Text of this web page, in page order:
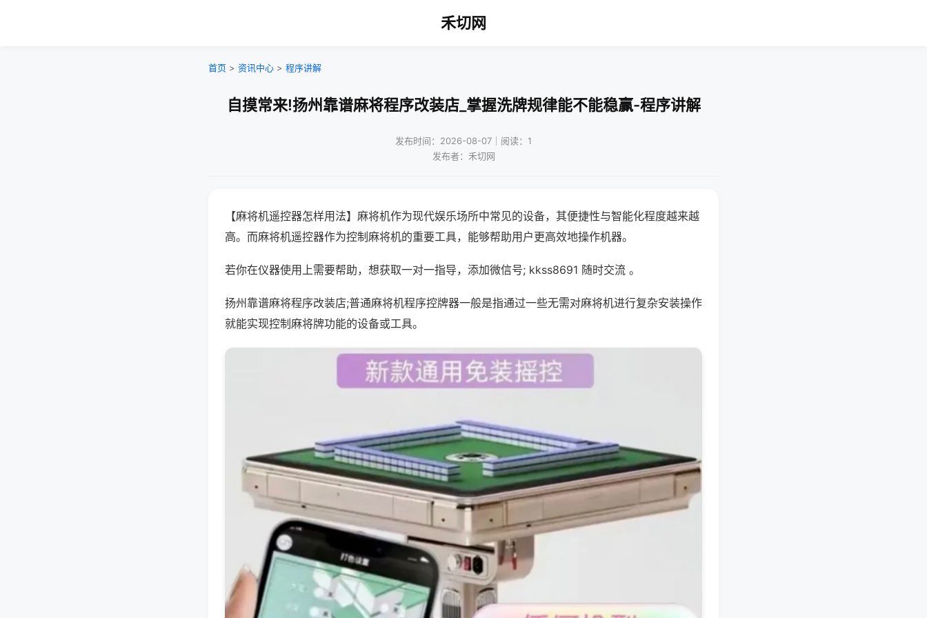
禾切网
首页 > 资讯中心 > 程序讲解
自摸常来!扬州靠谱麻将程序改装店_掌握洗牌规律能不能稳赢-程序讲解
发布时间：2026-08-07｜阅读：1
发布者：禾切网
【麻将机遥控器怎样用法】麻将机作为现代娱乐场所中常见的设备，其便捷性与智能化程度越来越
高。而麻将机遥控器作为控制麻将机的重要工具，能够帮助用户更高效地操作机器。
若你在仪器使用上需要帮助，想获取一对一指导，添加微信号; kkss8691 随时交流 。
扬州靠谱麻将程序改装店;普通麻将机程序控牌器一般是指通过一些无需对麻将机进行复杂安装操作
就能实现控制麻将牌功能的设备或工具。